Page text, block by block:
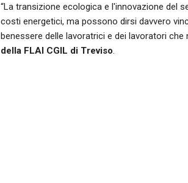
“La transizione ecologica e l'innovazione del
costi energetici, ma possono dirsi davvero
benessere delle lavoratrici e dei lavoratori
della FLAI CGIL di Treviso